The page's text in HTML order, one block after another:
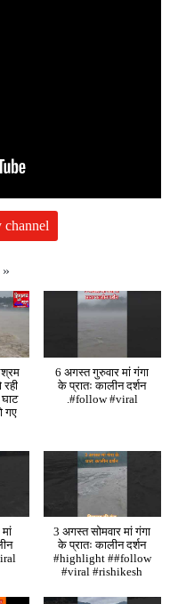
channel
»
गए
6 अगस्त गुरुवार मां गंगा
के प्रातः कालीन दर्शन
.#follow #viral
3 अगस्त सोमवार मां गंगा
के प्रातः कालीन दर्शन
#highlight ##follow
#viral #rishikesh